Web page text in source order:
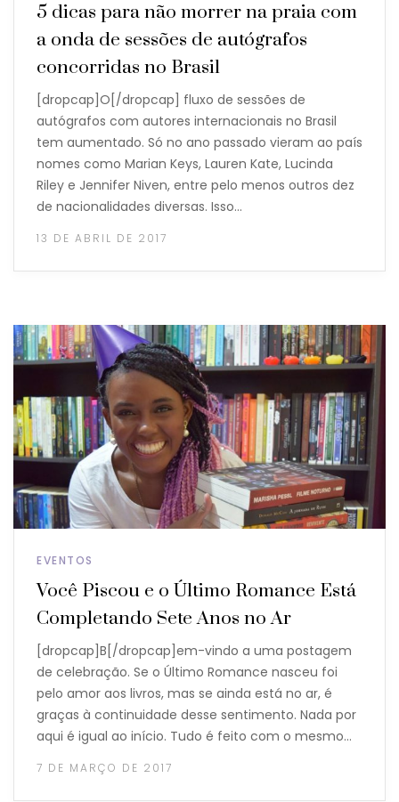
5 dicas para não morrer na praia com
a onda de sessões de autógrafos
concorridas no Brasil
[dropcap]O[/dropcap] fluxo de sessões de
autógrafos com autores internacionais no Brasil
tem aumentado. Só no ano passado vieram ao país
nomes como Marian Keys, Lauren Kate, Lucinda
Riley e Jennifer Niven, entre pelo menos outros dez
de nacionalidades diversas. Isso…
13 DE ABRIL DE 2017
EVENTOS
Você Piscou e o Último Romance Está
Completando Sete Anos no Ar
[dropcap]B[/dropcap]em-vindo a uma postagem
de celebração. Se o Último Romance nasceu foi
pelo amor aos livros, mas se ainda está no ar, é
graças à continuidade desse sentimento. Nada por
aqui é igual ao início. Tudo é feito com o mesmo…
7 DE MARÇO DE 2017